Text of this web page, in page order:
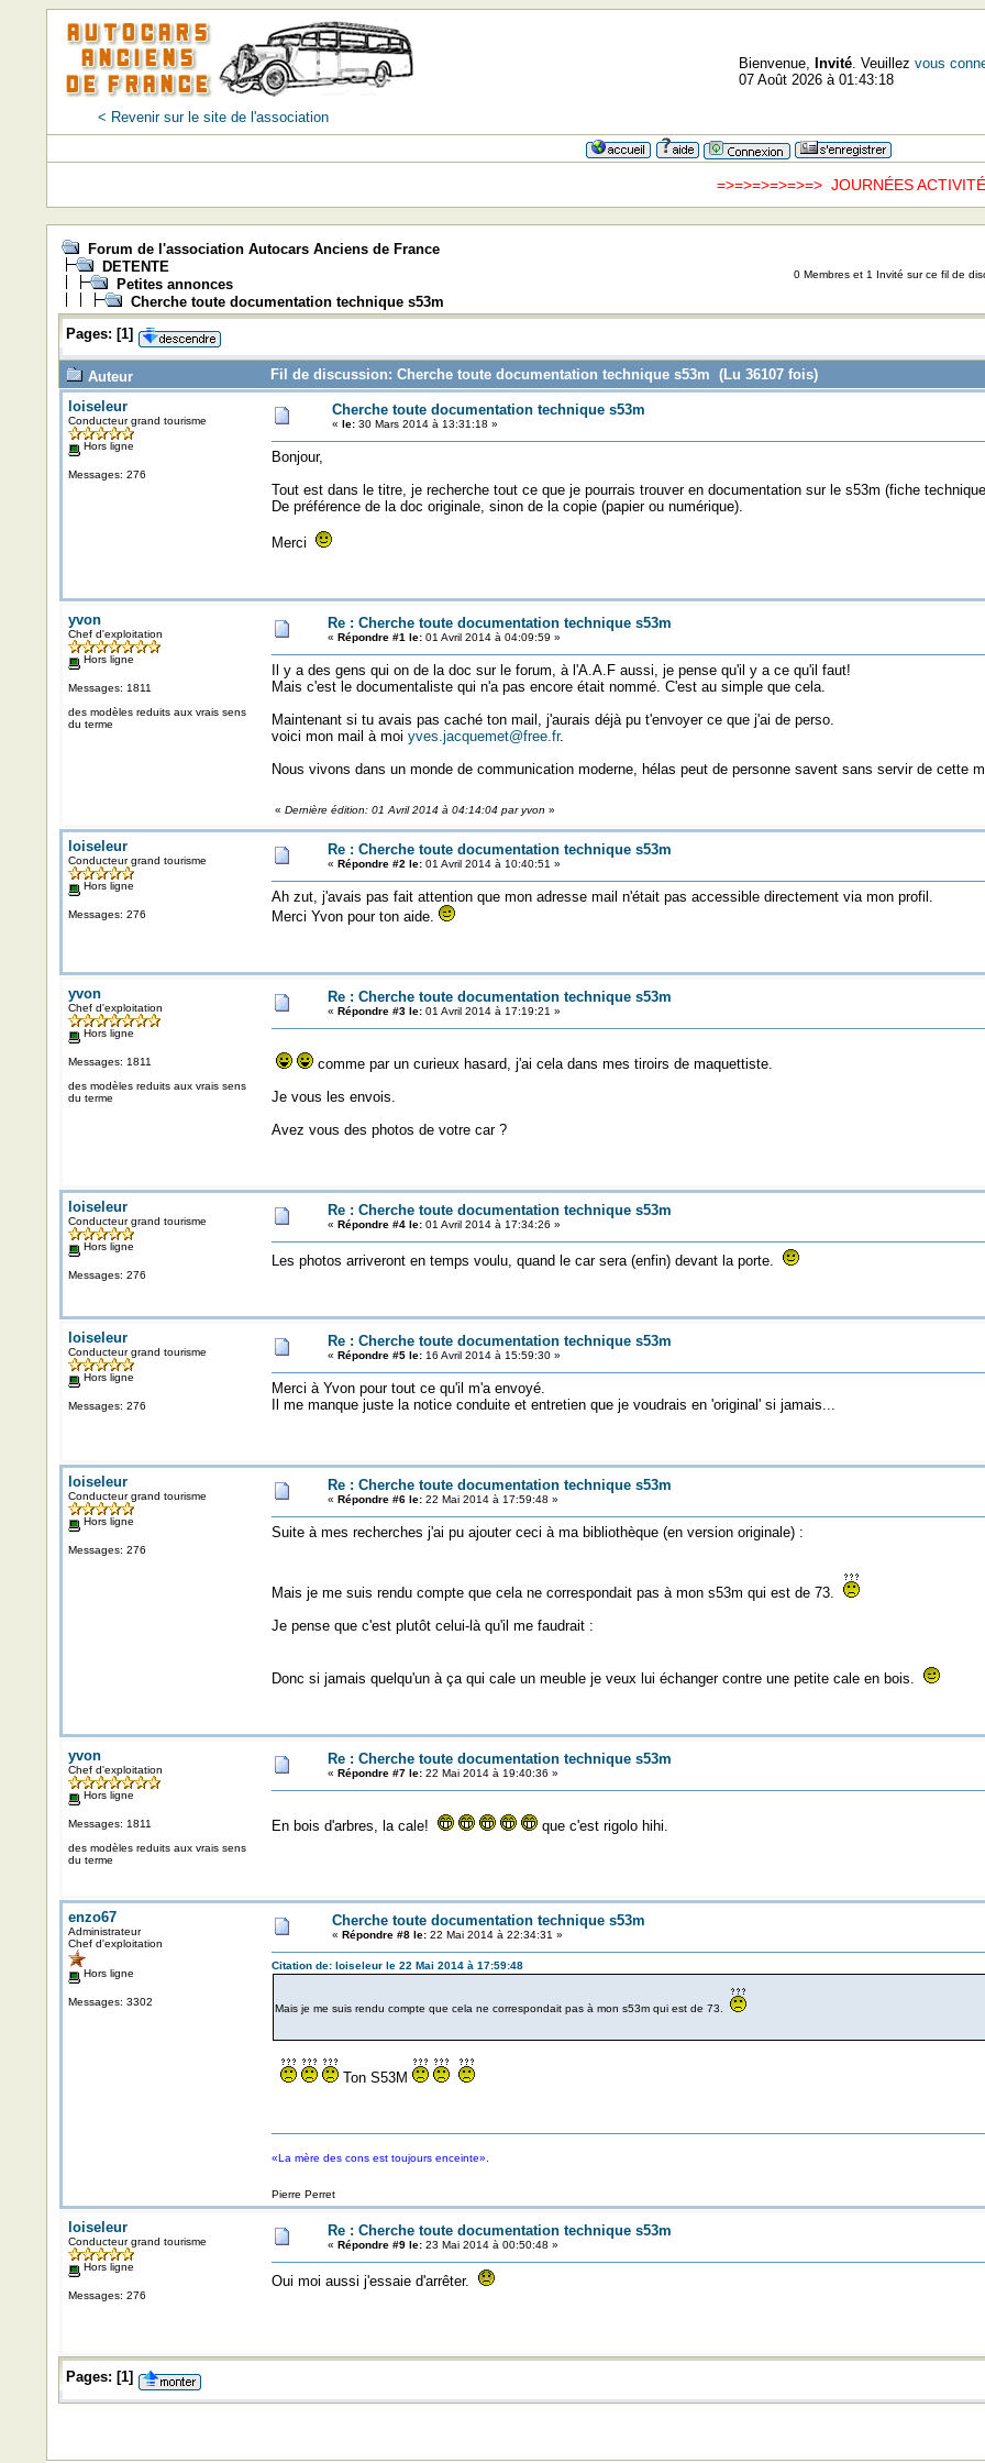
< Revenir sur le site de l'association
Bienvenue, Invité. Veuillez vous
07 Août 2026 à 01:43:18
=>=>=>=>=>=> JOURNÉES
Forum de l'association Autocars Anciens de France
DETENTE
Petites annonces
Cherche toute documentation technique s53m
0 Membres et 1 Invité sur ce fil de
Pages: [1]
Auteur
Fil de discussion: Cherche toute documentation technique s53m (Lu 36107 fois)
loiseleur
Conducteur grand tourisme
Hors ligne
Messages: 276
Cherche toute documentation technique s53m
« le:30 Mars 2014 à 13:31:18 »
Bonjour,
Tout est dans le titre, je recherche tout ce que je pourrais trouver en documentation sur le s53m (fiche
De préférence de la doc originale, sinon de la copie (papier ou numérique).
Merci
yvon
Chef d'exploitation
Hors ligne
Messages: 1811
des modèles reduits aux vrais sens
du terme
Re : Cherche toute documentation technique s53m
« Répondre #1 le:01 Avril 2014 à 04:09:59 »
Il y a des gens qui on de la doc sur le forum, à l'A.A.F aussi, je pense qu'il y a ce qu'il faut!
Mais c'est le documentaliste qui n'a pas encore était nommé. C'est au simple que cela.
Maintenant si tu avais pas caché ton mail, j'aurais déjà pu t'envoyer ce que j'ai de perso.
voici mon mail à moi yves.jacquemet@free.fr.
Nous vivons dans un monde de communication moderne, hélas peut de personne savent sans servir de cette
« Dernière édition: 01 Avril 2014 à 04:14:04 par yvon »
loiseleur
Conducteur grand tourisme
Hors ligne
Messages: 276
Re : Cherche toute documentation technique s53m
« Répondre #2 le:01 Avril 2014 à 10:40:51 »
Ah zut, j'avais pas fait attention que mon adresse mail n'était pas accessible directement via mon profil.
Merci Yvon pour ton aide.
yvon
Chef d'exploitation
Hors ligne
Messages: 1811
des modèles reduits aux vrais sens
du terme
Re : Cherche toute documentation technique s53m
« Répondre #3 le:01 Avril 2014 à 17:19:21 »
comme par un curieux hasard, j'ai cela dans mes tiroirs de maquettiste.
Je vous les envois.
Avez vous des photos de votre car ?
loiseleur
Conducteur grand tourisme
Hors ligne
Messages: 276
Re : Cherche toute documentation technique s53m
« Répondre #4 le:01 Avril 2014 à 17:34:26 »
Les photos arriveront en temps voulu, quand le car sera (enfin) devant la porte.
loiseleur
Conducteur grand tourisme
Hors ligne
Messages: 276
Re : Cherche toute documentation technique s53m
« Répondre #5 le:16 Avril 2014 à 15:59:30 »
Merci à Yvon pour tout ce qu'il m'a envoyé.
Il me manque juste la notice conduite et entretien que je voudrais en 'original' si jamais...
loiseleur
Conducteur grand tourisme
Hors ligne
Messages: 276
Re : Cherche toute documentation technique s53m
« Répondre #6 le:22 Mai 2014 à 17:59:48 »
Suite à mes recherches j'ai pu ajouter ceci à ma bibliothèque (en version originale) :
Mais je me suis rendu compte que cela ne correspondait pas à mon s53m qui est de 73.
Je pense que c'est plutôt celui-là qu'il me faudrait :
Donc si jamais quelqu'un à ça qui cale un meuble je veux lui échanger contre une petite cale en bois.
yvon
Chef d'exploitation
Hors ligne
Messages: 1811
des modèles reduits aux vrais sens
du terme
Re : Cherche toute documentation technique s53m
« Répondre #7 le:22 Mai 2014 à 19:40:36 »
En bois d'arbres, la cale! que c'est rigolo hihi.
enzo67
Administrateur
Chef d'exploitation
Hors ligne
Messages: 3302
Cherche toute documentation technique s53m
« Répondre #8 le:22 Mai 2014 à 22:34:31 »
Citation de: loiseleur le 22 Mai 2014 à 17:59:48
Mais je me suis rendu compte que cela ne correspondait pas à mon s53m qui est de 73.
Ton S53M
«La mère des cons est toujours enceinte».
Pierre Perret
loiseleur
Conducteur grand tourisme
Hors ligne
Messages: 276
Re : Cherche toute documentation technique s53m
« Répondre #9 le:23 Mai 2014 à 00:50:48 »
Oui moi aussi j'essaie d'arrêter.
Pages: [1]